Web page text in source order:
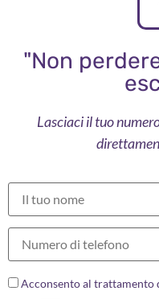
"Non
Lasciaci il tuo
Acconsento al trattamento